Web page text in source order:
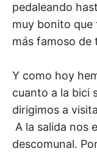
pedaleando
muy bonito que
más famoso de
Y como hoy
cuanto a la bici
dirigimos a
A la salida nos
descomunal.